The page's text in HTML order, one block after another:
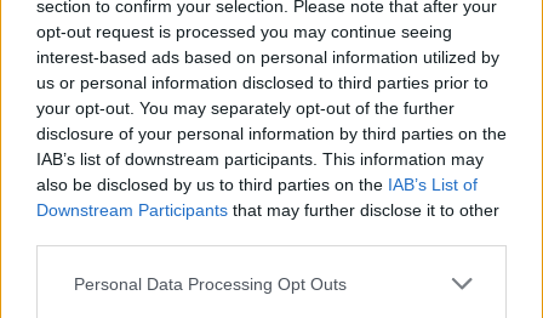
section to confirm your selection. Please note that after your
opt-out request is processed you may continue seeing
interest-based ads based on personal information utilized by
us or personal information disclosed to third parties prior to
your opt-out. You may separately opt-out of the further
disclosure of your personal information by third parties on the
IAB’s list of downstream participants. This information may
also be disclosed by us to third parties on the IAB’s List of
Downstream Participants that may further disclose it to other
Please note that this website/app uses one or more Google
Personal Data Processing Opt Outs
presenteert en leg uit hoe ze bijdragen aan de groei van je
bedrijf.
Met ditconcrete stappenplankunnen female founders hun
bedrijf succesvol financieren. Door een investeerder-fit
bedrijf te creëren, een overtuigend pitch deck te maken,
een data room op te zetten, bias-momenten te vermijden en
metrics correct te framemen, kunnen ze de benodigde
middelen verwerven om hun bedrijf naar succes te leiden.